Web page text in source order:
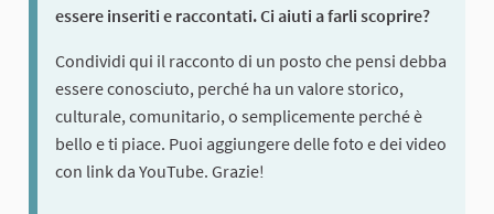
essere inseriti e raccontati. Ci aiuti a farli scoprire?
Condividi qui il racconto di un posto che pensi debba
essere conosciuto, perché ha un valore storico,
culturale, comunitario, o semplicemente perché è
bello e ti piace. Puoi aggiungere delle foto e dei video
con link da YouTube. Grazie!